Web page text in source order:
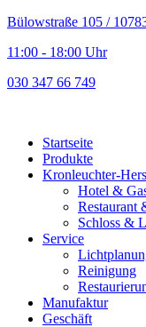
Bülowstraße 105 /
11:00 - 18:00 Uhr
030 347 66 749
Startseite
Produkte
Kronleuchter-
Hotel &
Restaurant
Schloss &
Service
Reinigung
Manufaktur
Geschäft